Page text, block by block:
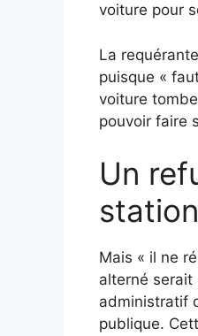
voiture pour
La
puisque «
voiture
pouvoir faire
Un
Mais « il ne
alterné serait
administratif
publique.